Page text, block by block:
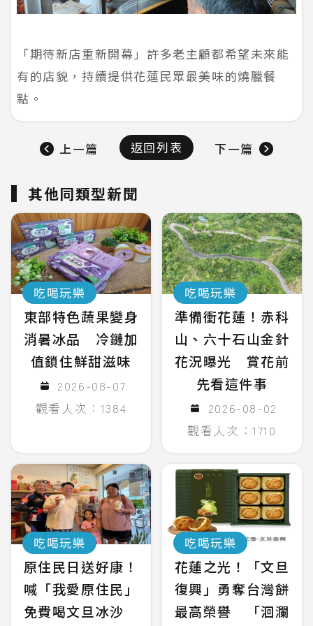
「期待新店重新開幕」許多老主顧都希望未來能
有的店貌，持續提供花蓮民眾最美味的燒臘餐
點。
上一篇 返回列表 下一篇
其他同類型新聞
吃喝玩樂
東部特色蔬果變身
消暑冰品 冷鏈加
值鎖住鮮甜滋味
2026-08-07
觀看人次：1384
吃喝玩樂
準備衝花蓮！赤科
山、六十石山金針
花況曝光 賞花前
先看這件事
2026-08-02
觀看人次：1710
吃喝玩樂
原住民日送好康！
喊「我愛原住民」
免費喝文旦冰沙
吃喝玩樂
花蓮之光！「文旦
復興」勇奪台灣餅
最高榮譽 「洄瀾